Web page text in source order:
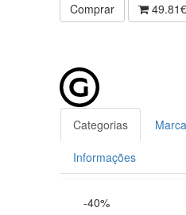
Comprar
49.81€
Categorias
Informações
-40%